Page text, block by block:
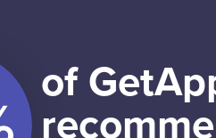
of